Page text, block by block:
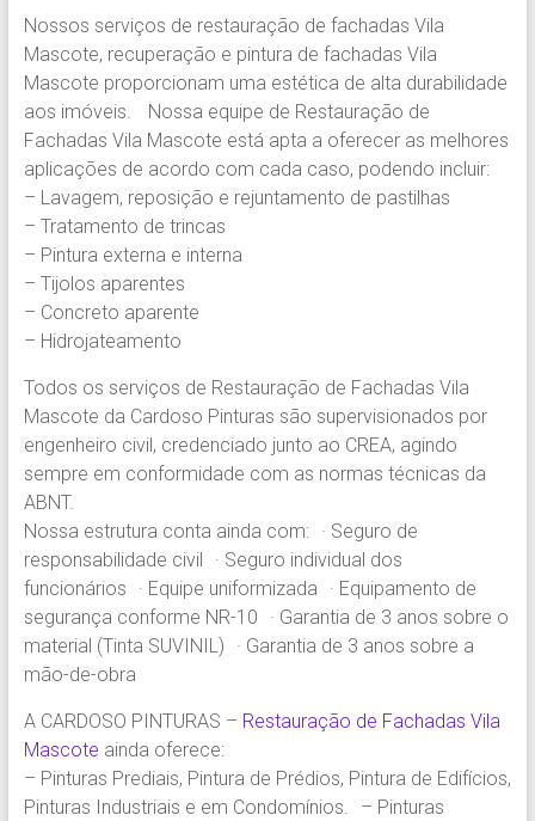
a
Cardoso
Pinturas.
Experiência
em
Pintura
Predial
em
prédios
comerciais,
residenciais
condomínios.
Nossos serviços de restauração de fachadas Vila
Mascote, recuperação e pintura de fachadas Vila
Mascote proporcionam uma estética de alta durabilidade
aos imóveis. Nossa equipe de Restauração de
Fachadas Vila Mascote está apta a oferecer as melhores
aplicações de acordo com cada caso, podendo incluir:
– Lavagem, reposição e rejuntamento de pastilhas
– Tratamento de trincas
– Pintura externa e interna
– Tijolos aparentes
– Concreto aparente
– Hidrojateamento
Todos os serviços de Restauração de Fachadas Vila
Mascote da Cardoso Pinturas são supervisionados por
engenheiro civil, credenciado junto ao CREA, agindo
sempre em conformidade com as normas técnicas da
ABNT.
Nossa estrutura conta ainda com: · Seguro de
responsabilidade civil · Seguro individual dos
funcionários · Equipe uniformizada · Equipamento de
segurança conforme NR-10 · Garantia de 3 anos sobre o
material (Tinta SUVINIL) · Garantia de 3 anos sobre a
mão-de-obra
A CARDOSO PINTURAS – Restauração de Fachadas Vila
Mascote ainda oferece:
– Pinturas Prediais, Pintura de Prédios, Pintura de Edifícios,
Pinturas Industriais e em Condomínios. – Pinturas